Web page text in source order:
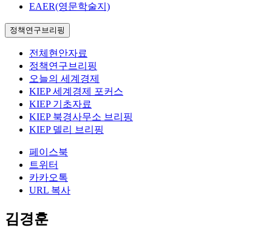
EAER(영문학술지)
정책연구브리핑
전체현안자료
정책연구브리핑
오늘의 세계경제
KIEP 세계경제 포커스
KIEP 기초자료
KIEP 북경사무소 브리핑
KIEP 델리 브리핑
페이스북
트위터
카카오톡
URL 복사
김경훈